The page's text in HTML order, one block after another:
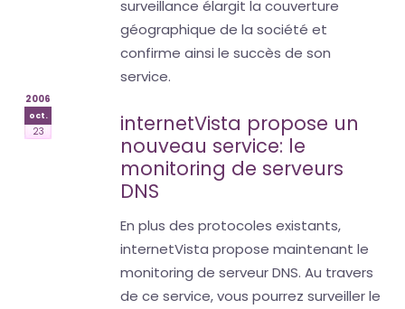
surveillance élargit la couverture
géographique de la société et
confirme ainsi le succès de son
service.
2006
oct.
23
internetVista propose un
nouveau service: le
monitoring de serveurs
DNS
En plus des protocoles existants,
internetVista propose maintenant le
monitoring de serveur DNS. Au travers
de ce service, vous pourrez surveiller le